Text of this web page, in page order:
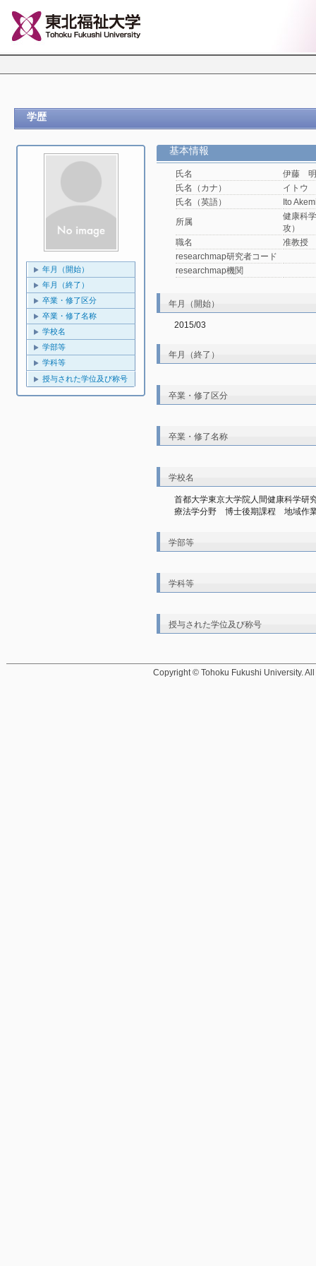
学歴
年月（開始）
年月（終了）
卒業・修了区分
卒業・修了名称
学校名
学部等
学科等
授与された学位及び称号
基本情報
氏名
伊藤
氏名（カナ）
イトウ
氏名（英語）
Ito
所属
健康科
攻）
職名
准教授
researchmap研究者コード
researchmap機関
年月（開始）
2015/03
年月（終了）
卒業・修了区分
卒業・修了名称
学校名
首都大学東京大学院人間健康科学研
療法学分野　博士後期課程　地域作
学部等
学科等
授与された学位及び称号